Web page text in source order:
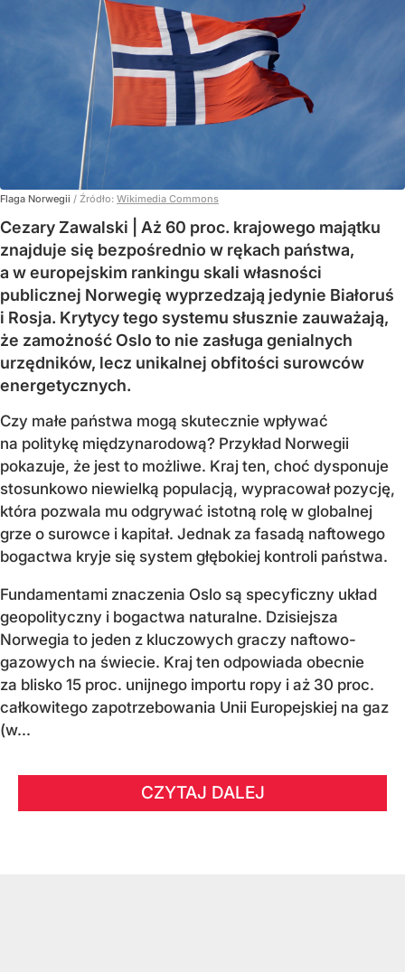
Flaga Norwegii / Źródło: Wikimedia Commons
Cezary Zawalski | Aż 60 proc. krajowego majątku
znajduje się bezpośrednio w rękach państwa,
a w europejskim rankingu skali własności
publicznej Norwegię wyprzedzają jedynie Białoruś
i Rosja. Krytycy tego systemu słusznie zauważają,
że zamożność Oslo to nie zasługa genialnych
urzędników, lecz unikalnej obfitości surowców
energetycznych.
Czy małe państwa mogą skutecznie wpływać
na politykę międzynarodową? Przykład Norwegii
pokazuje, że jest to możliwe. Kraj ten, choć dysponuje
stosunkowo niewielką populacją, wypracował pozycję,
która pozwala mu odgrywać istotną rolę w globalnej
grze o surowce i kapitał. Jednak za fasadą naftowego
bogactwa kryje się system głębokiej kontroli państwa.
Fundamentami znaczenia Oslo są specyficzny układ
geopolityczny i bogactwa naturalne. Dzisiejsza
Norwegia to jeden z kluczowych graczy naftowo-
gazowych na świecie. Kraj ten odpowiada obecnie
za blisko 15 proc. unijnego importu ropy i aż 30 proc.
całkowitego zapotrzebowania Unii Europejskiej na gaz
(w...
CZYTAJ DALEJ